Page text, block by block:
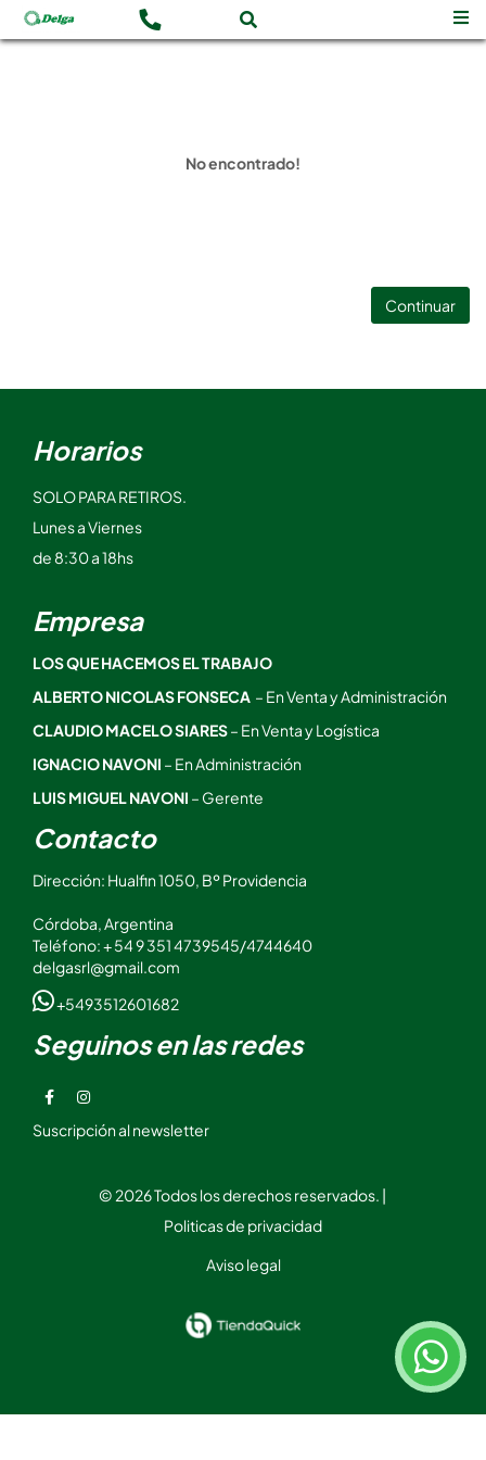
No encontrado!
Continuar
Horarios
SOLO PARA RETIROS.
Lunes a Viernes
de 8:30 a 18hs
Empresa
LOS QUE HACEMOS EL TRABAJO
ALBERTO NICOLAS FONSECA – En Venta y Administración
CLAUDIO MACELO SIARES– En Venta y Logística
IGNACIO NAVONI – En Administración
LUIS MIGUEL NAVONI – Gerente
Contacto
Dirección: Hualfin 1050, Bº Providencia
Córdoba, Argentina
Teléfono: + 54 9 351 4739545/4744640
delgasrl@gmail.com
+5493512601682
Seguinos en las redes
Suscripción al newsletter
© 2026 Todos los derechos reservados. |
Politicas de privacidad
Aviso legal